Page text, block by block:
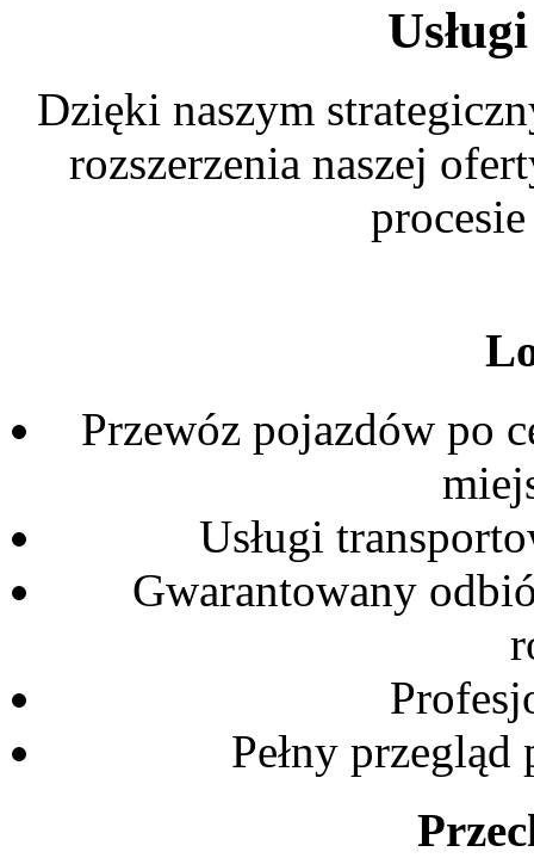
Dzięki naszym
rozszerzenia naszej
Przewóz pojazdów po
Usługi
Gwarantowany
Pełny